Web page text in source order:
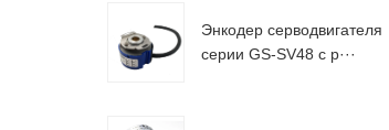
Энкодер серводвигателя
серии GS-SV48 с р···